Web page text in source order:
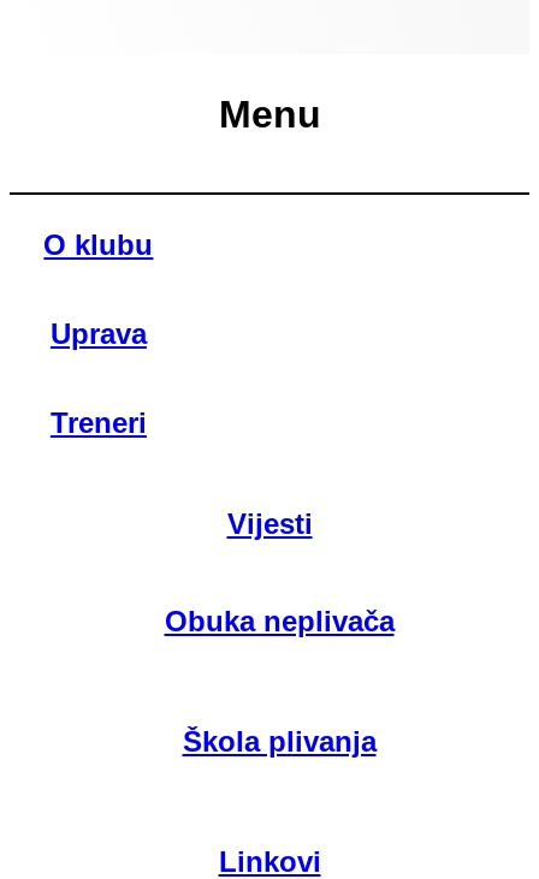
Menu
O klubu
Uprava
Treneri
Vijesti
Obuka neplivača
Škola plivanja
Linkovi